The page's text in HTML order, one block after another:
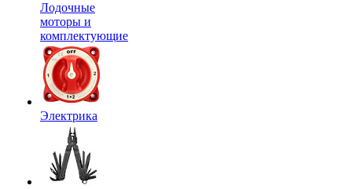
Лодочные
моторы и
комплектующие
Электрика